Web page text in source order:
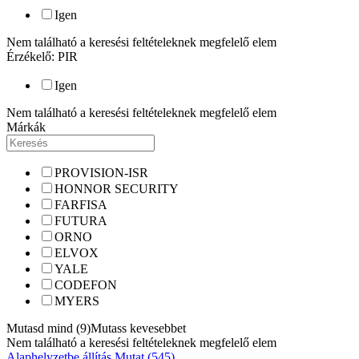
Igen
Nem található a keresési feltételeknek megfelelő elem
Érzékelő: PIR
Igen
Nem található a keresési feltételeknek megfelelő elem
Márkák
PROVISION-ISR
HONNOR SECURITY
FARFISA
FUTURA
ORNO
ELVOX
YALE
CODEFON
MYERS
Mutasd mind (9)Mutass kevesebbet
Nem található a keresési feltételeknek megfelelő elem